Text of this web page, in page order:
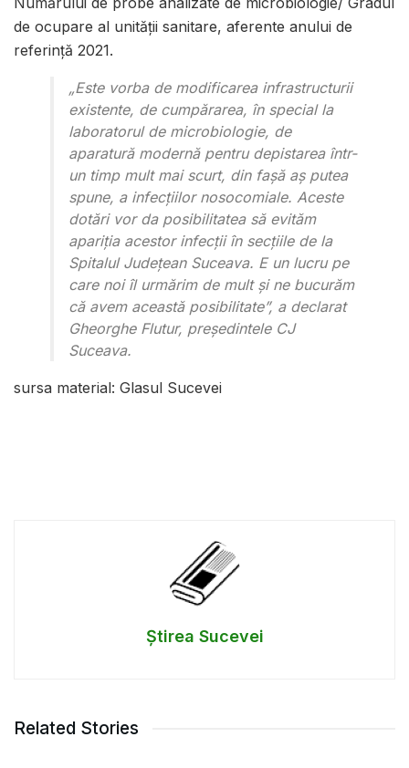
de ocupare al unității sanitare, aferente anului de
referință 2021.
„Este vorba de modificarea infrastructurii
existente, de cumpărarea, în special la
laboratorul de microbiologie, de
aparatură modernă pentru depistarea într-
un timp mult mai scurt, din fașă aș putea
spune, a infecțiilor nosocomiale. Aceste
dotări vor da posibilitatea să evităm
apariția acestor infecții în secțiile de la
Spitalul Județean Suceava. E un lucru pe
care noi îl urmărim de mult și ne bucurăm
că avem această posibilitate”, a declarat
Gheorghe Flutur, președintele CJ
Suceava.
sursa material: Glasul Sucevei
Știrea Sucevei
Related Stories